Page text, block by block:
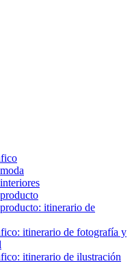
itinerario de
itinerario de fotografía y
itinerario de ilustración